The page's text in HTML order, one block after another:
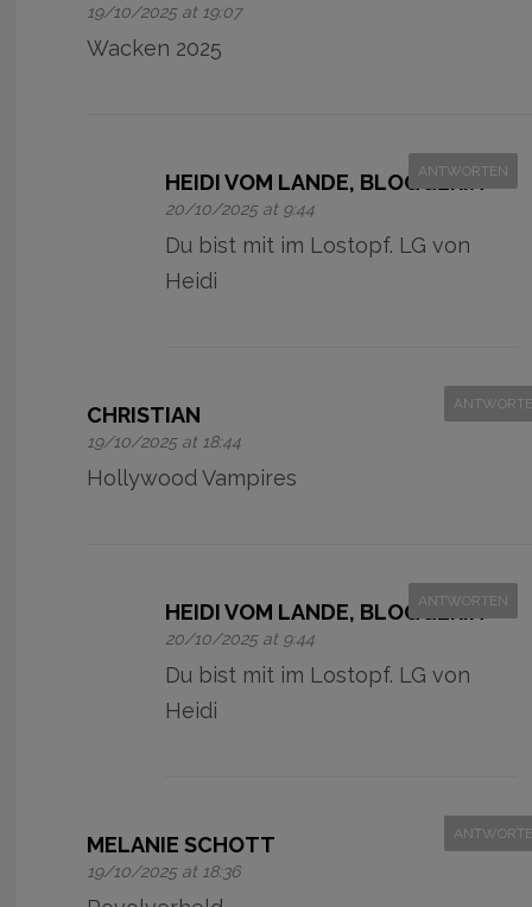
19/10/2025 at 19:07
Wacken 2025
HEIDI VOM LANDE, BLOGGERIN
20/10/2025 at 9:44
ANTWORTEN
Du bist mit im Lostopf. LG von
Heidi
CHRISTIAN
19/10/2025 at 18:44
Hollywood Vampires
HEIDI VOM LANDE, BLOGGERIN
20/10/2025 at 9:44
ANTWORTEN
Du bist mit im Lostopf. LG von
Heidi
MELANIE SCHOTT
19/10/2025 at 18:36